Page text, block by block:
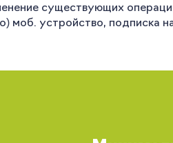
существующих
моб. устройство, подписка